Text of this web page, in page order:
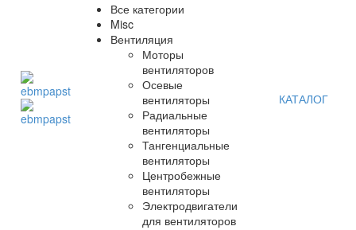
Все категории
Misc
Вентиляция
Моторы
вентиляторов
Осевые
вентиляторы
Радиальные
вентиляторы
Тангенциальные
вентиляторы
Центробежные
вентиляторы
Электродвигатели
для вентиляторов
КАТАЛОГ